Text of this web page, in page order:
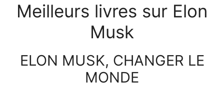
Meilleurs livres sur Elon
Musk
ELON MUSK, CHANGER LE
MONDE